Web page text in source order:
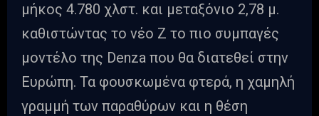
μήκος 4.780 χλστ. και μεταξόνιο 2,78 μ.
καθιστώντας το νέο Ζ το πιο συμπαγές
μοντέλο της Denza που θα διατεθεί στην
Ευρώπη. Τα φουσκωμένα φτερά, η χαμηλή
γραμμή των παραθύρων και η θέση